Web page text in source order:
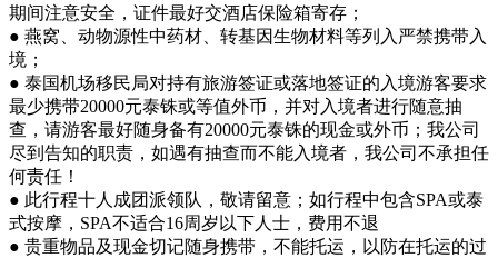
期间注意安全，证件最好交酒店保险箱寄存；
● 燕窝、动物源性中药材、转基因生物材料等列入严禁携带入
境；
● 泰国机场移民局对持有旅游签证或落地签证的入境游客要求
最少携带20000元泰铢或等值外币，并对入境者进行随意抽
查，请游客最好随身备有20000元泰铢的现金或外币；我公司
尽到告知的职责，如遇有抽查而不能入境者，我公司不承担任
何责任！
● 此行程十人成团派领队，敬请留意；如行程中包含SPA或泰
式按摩，SPA不适合16周岁以下人士，费用不退
● 贵重物品及现金切记随身携带，不能托运，以防在托运的过